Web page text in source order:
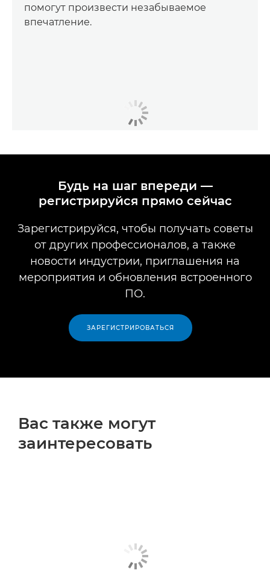
помогут произвести незабываемое
впечатление.
Будь на шаг впереди —
регистрируйся прямо сейчас
Зарегистрируйся, чтобы получать советы
от других профессионалов, а также
новости индустрии, приглашения на
мероприятия и обновления встроенного
ПО.
ЗАРЕГИСТРИРОВАТЬСЯ
Вас также могут
заинтересовать